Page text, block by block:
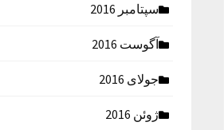
سپتامبر 2016
آگوست 2016
جولای 2016
ژوئن 2016